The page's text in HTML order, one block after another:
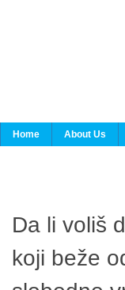
Home About Us
Da li voliš
koji beže